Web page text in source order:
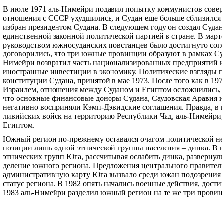
В июле 1971 аль-Нимейри подавил попытку коммунистов
отношения с СССР ухудшились, и Судан еще больше
избран президентом Судана. В следующем году он создал
единственной законной политической партией в стране. В
руководством южносуданских повстанцев было достигнуто
договорились, что три южные провинции образуют в рамках
Нимейри возвратил часть национализированных
иностранные инвестиции в экономику. Политические взгляды
конституции Судана, принятой в мае 1973. После того как в
Израилем, отношения между Суданом и Египтом осложнились,
что основные финансовые доноры Судана, Саудовская
негативно восприняли Кэмп-Дэвидские соглашения. Правда,
ливийских войск на территорию Республики Чад, аль-
Египтом.
Южный регион по-прежнему оставался очагом политической
позиции лишь одной этнической группы населения – динка. В
этнических групп Юга, рассчитывая ослабить динка,
деление южного региона. Предложения центрального
административную карту Юга вызвало среди южан
статус региона. В 1982 опять начались военные действия,
1983 аль-Нимейри разделил южный регион на те же три